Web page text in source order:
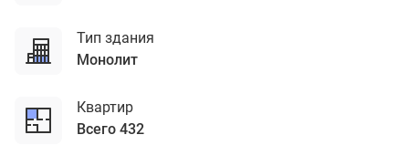
Тип здания
монолит
Квартир
Всего 432